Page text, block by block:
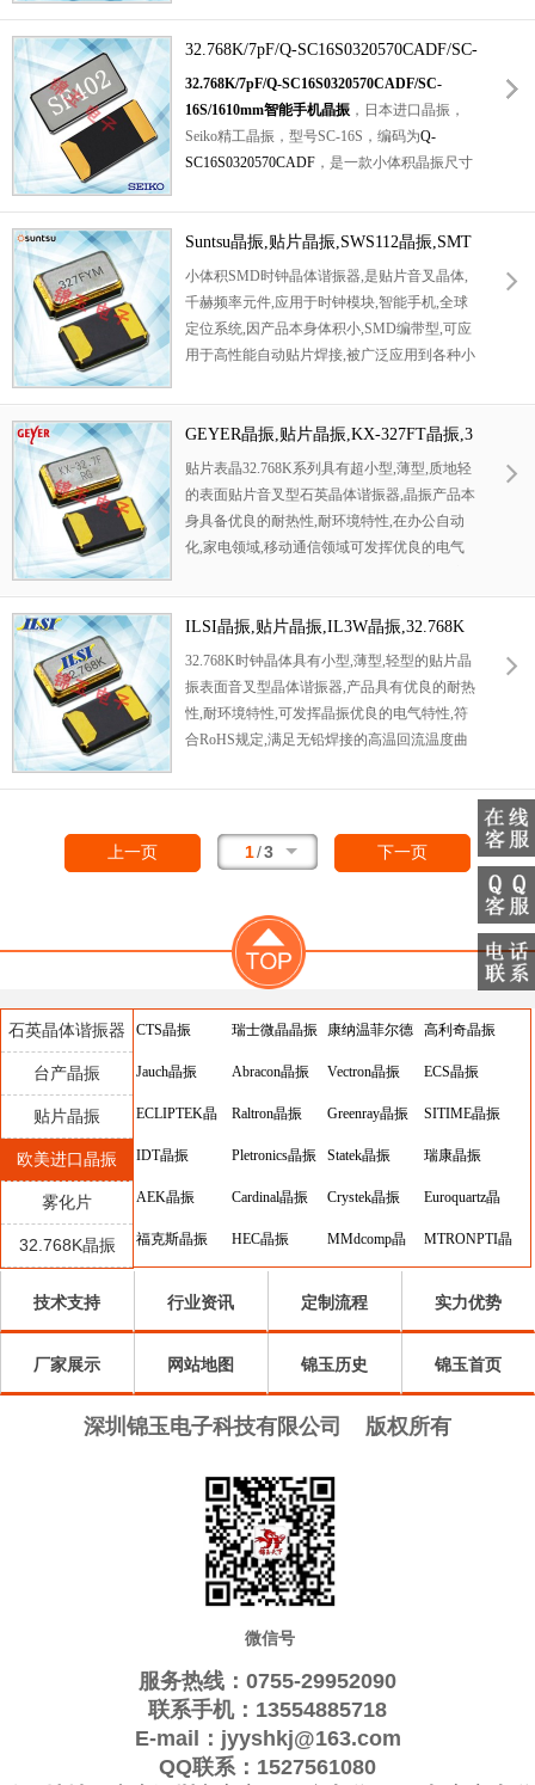
码电子等应用。
振器，无铅环保晶振，工作温度范围：-20℃
至+70℃，-40℃至+85℃。具有超小型，轻薄
型，耐热及耐环境特点。应用于：可穿戴设
备，小型便捷式设备，智能手机，智能手表，
平板电脑，钟表电子，时钟晶振，无线蓝牙，
仪器仪表设备，智能门锁，数码电子等应用。
32.768K/7pF/Q-SC16S0320570CADF/SC-
16S/1610mm智能手机晶振
32.768K/7pF/Q-SC16S0320570CADF/SC-
16S/1610mm智能手机晶振 ，日本进口晶振，
Seiko精工晶振，型号SC-16S，编码为Q-
SC16S0320570CADF ，是一款小体积晶振尺寸
32.768KHz晶振，石英晶体谐振器，石英晶
振，无铅环保晶振，超小型，轻薄型石英晶振
， 适用于高密度安装的SMD型，出色的耐冲击
性，耐热性，完全无Pb，符合欧盟RoHS指令
的产品，内置可靠性高的光刻加工的石英振
子，应用于：智能 手机、可穿戴设备、各种模
Suntsu晶振,贴片晶振,SWS112晶振,SMT
手表水晶振子
小体积SMD时钟晶体谐振器,是贴片音叉晶体,
千赫频率元件,应用于时钟模块,智能手机,全球
定位系统, 因产品本身体积小,SMD编带型,可应
用于高性能自动贴片焊接,被广泛应用到各种小
合ROHS/无铅标准.
GEYER晶振,贴片晶振,KX-327FT晶振,3
2.768K晶振
贴片表晶32.768K系列具有超小型,薄型,质地轻
的表面贴片音叉型石英晶体谐振器,晶振产品本
身具备优良的耐热性,耐环境特性,在办公自动
化,家电领域,移动通信领域可发挥优良的电气
曲线要求,金属外壳的石英晶振使得产品在封装
时能发挥比陶瓷晶振外壳更好的耐冲击性能.
ILSI晶振,贴片晶振,IL3W晶振,32.768K
晶振
32.768K时钟晶体具有小型,薄型,轻型的贴片晶
振表面音叉型晶体谐振器,产品具有优良的耐热
性,耐环境特性,可发挥晶振优良的电气特性,符
合RoHS规定,满足无铅焊接的高温回流温度曲
挥比陶瓷谐振器外壳更好的耐冲击性.
上一页 1/3 下一页
石英晶体谐振器
台产晶振
贴片晶振
欧美进口晶振
雾化片
32.768K晶振
CTS晶振 瑞士微晶晶振 康纳温菲尔德
晶振
高利奇晶振
Jauch晶振 Abracon晶振 Vectron晶振 ECS晶振
ECLIPTEK晶
振
Raltron晶振 Greenray晶振 SITIME晶振
IDT晶振 Pletronics晶振 Statek晶振 瑞康晶振
AEK晶振 Cardinal晶振 Crystek晶振 Euroquartz晶
振
福克斯晶振 HEC晶振 MMdcomp晶 MTRONPTI晶
振
KVG晶振 QuartzCom晶 Suntsu晶振
振
IQD晶振 Microchip晶
振
Fortiming晶振 CORE晶振 NIPPON晶振
Bomar晶振 Bliley晶振
FCD-Tech晶
振 振
Sunny晶振 Skyworks晶 Renesas瑞萨晶
技术支持 行业资讯 定制流程 实力优势
厂家展示 网站地图 锦玉历史 锦玉首页
深圳锦玉电子科技有限公司 版权所有
微信号
服务热线：0755-29952090
联系手机：13554885718
E-mail：jyyshkj@163.com
QQ联系：1527561080